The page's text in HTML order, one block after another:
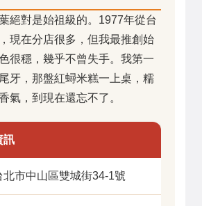
絕對是始祖級的。1977年從台
現在分店很多，但我最推創始
很穩，幾乎不曾失手。我第一
牙，那盤紅蟳米糕一上桌，糯
氣，到現在還忘不了。
訊
北市中山區雙城街34-1號